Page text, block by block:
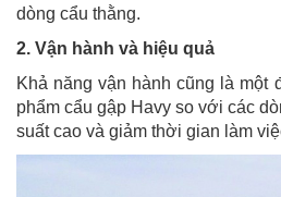
dòng cẩu thằng.
2. Vận hành và hiệu quả
Khả năng vận hành cũng là một
phẩm cẩu gập Havy so với các
suất cao và giảm thời gian làm